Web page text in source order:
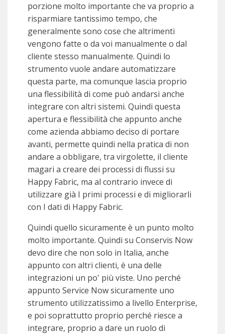
porzione molto importante che va proprio a
risparmiare tantissimo tempo, che
generalmente sono cose che altrimenti
vengono fatte o da voi manualmente o dal
cliente stesso manualmente. Quindi lo
strumento vuole andare automatizzare
questa parte, ma comunque lascia proprio
una flessibilità di come può andarsi anche
integrare con altri sistemi. Quindi questa
apertura e flessibilità che appunto anche
come azienda abbiamo deciso di portare
avanti, permette quindi nella pratica di non
andare a obbligare, tra virgolette, il cliente
magari a creare dei processi di flussi su
Happy Fabric, ma al contrario invece di
utilizzare già I primi processi e di migliorarli
con I dati di Happy Fabric.
Quindi quello sicuramente è un punto molto
molto importante. Quindi su Conservis Now
devo dire che non solo in Italia, anche
appunto con altri clienti, è una delle
integrazioni un po' più viste. Uno perché
appunto Service Now sicuramente uno
strumento utilizzatissimo a livello Enterprise,
e poi soprattutto proprio perché riesce a
integrare, proprio a dare un ruolo di